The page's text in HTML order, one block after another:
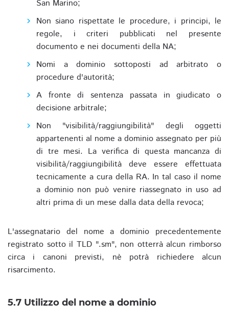
San Marino;
Non siano rispettate le procedure, i principi, le
regole, i criteri pubblicati nel presente
documento e nei documenti della NA;
Nomi a dominio sottoposti ad arbitrato o
procedure d'autorità;
A fronte di sentenza passata in giudicato o
decisione arbitrale;
Non "visibilità/raggiungibilità" degli oggetti
appartenenti al nome a dominio assegnato per più
di tre mesi. La verifica di questa mancanza di
visibilità/raggiungibilità deve essere effettuata
tecnicamente a cura della RA. In tal caso il nome
a dominio non può venire riassegnato in uso ad
altri prima di un mese dalla data della revoca;
L'assegnatario del nome a dominio precedentemente
registrato sotto il TLD ".sm", non otterrà alcun rimborso
circa i canoni previsti, nè potrà richiedere alcun
risarcimento.
5.7 Utilizzo del nome a dominio